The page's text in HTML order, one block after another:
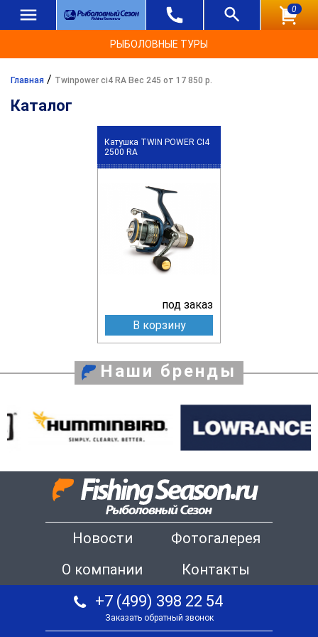
0
РЫБОЛОВНЫЕ ТУРЫ
Главная / Twinpower ci4 RA Вес 245 от 17 850 р.
Каталог
Катушка TWIN POWER CI4
2500 RA
под заказ
В корзину
Наши бренды
Новости
Фотогалерея
О компании
Контакты
+7 (499) 398 22 54
Заказать обратный звонок